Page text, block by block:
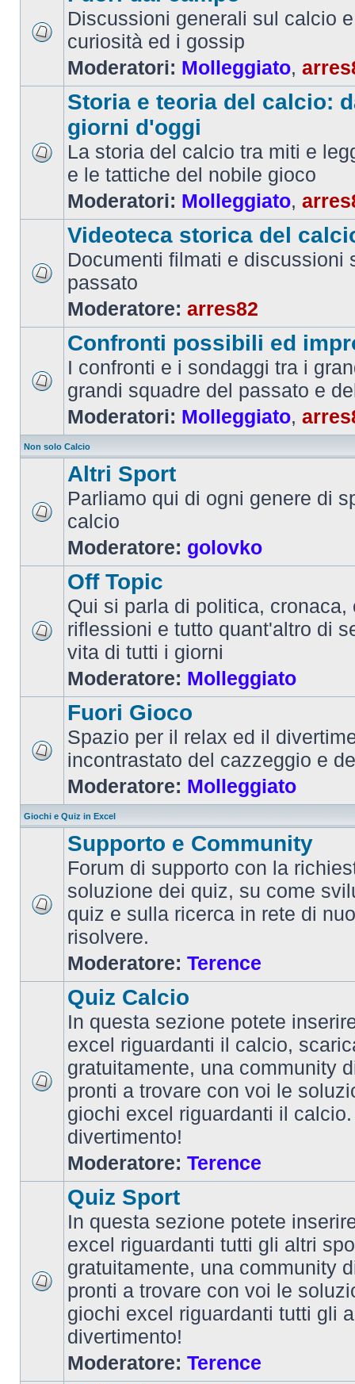
Discussioni generali sul calcio
curiosità ed i gossip
Moderatori: Molleggiato,
Storia e teoria del calcio:
giorni d'oggi
La storia del calcio tra miti e
e le tattiche del nobile gioco
Moderatori: Molleggiato,
Videoteca storica del
Documenti filmati e discussioni
passato
Moderatore: arres82
Confronti possibili ed
I confronti e i sondaggi tra i
grandi squadre del passato e
Moderatori: Molleggiato,
Non solo Calcio
Altri Sport
Parliamo qui di ogni genere di
calcio
Moderatore: golovko
Off Topic
Qui si parla di politica, cronaca,
riflessioni e tutto quant'altro di
vita di tutti i giorni
Moderatore: Molleggiato
Fuori Gioco
Spazio per il relax ed il
incontrastato del cazzeggio e
Moderatore: Molleggiato
Giochi e Quiz in Excel
Supporto e Community
Forum di supporto con la
soluzione dei quiz, su come
quiz e sulla ricerca in rete di
risolvere.
Moderatore: Terence
Quiz Calcio
In questa sezione potete
excel riguardanti il calcio,
gratuitamente, una community
pronti a trovare con voi le
giochi excel riguardanti il
divertimento!
Moderatore: Terence
Quiz Sport
In questa sezione potete
excel riguardanti tutti gli altri
gratuitamente, una community
pronti a trovare con voi le
giochi excel riguardanti tutti gli
divertimento!
Moderatore: Terence